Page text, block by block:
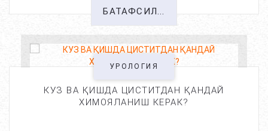
БАТАФСИЛ...
УРОЛОГИЯ
КУЗ ВА ҚИШДА ЦИСТИТДАН ҚАНДАЙ
ХИМОЯЛАНИШ КЕРАК?